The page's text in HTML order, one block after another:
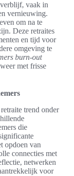
vaak in
vernieuwing.
om na te
Deze retraites
en tijd voor
omgeving te
burn-out
met frisse
trend onder
die
opdoen van
connecties met
netwerken
voor